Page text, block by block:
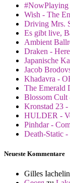
#NowPlaying
Wish - The
Driving Mrs.
Es gibt live,
Ambient
Draken -
Japanische
Jacob
Khadavra -
The Emerald
Blossom Cult
Kronstad 23 -
HULDER -
Pinhdar -
Death-Static
Neueste Kommentare
Gilles